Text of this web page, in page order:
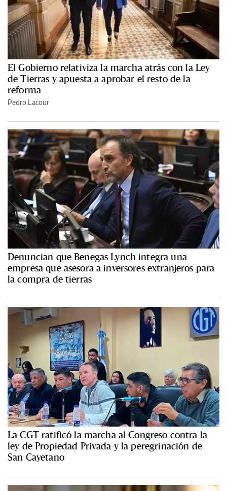
El Gobierno relativiza la marcha atrás con la Ley
de Tierras y apuesta a aprobar el resto de la
reforma
Pedro Lacour
Denuncian que Benegas Lynch integra una
empresa que asesora a inversores extranjeros para
la compra de tierras
La CGT ratificó la marcha al Congreso contra la
ley de Propiedad Privada y la peregrinación de
San Cayetano